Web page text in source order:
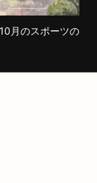
月のスポーツの